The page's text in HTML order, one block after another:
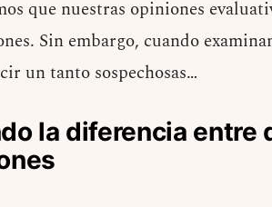
que nuestras opiniones
Sin embargo, cuando
un tanto sospechosas…
la diferencia entre